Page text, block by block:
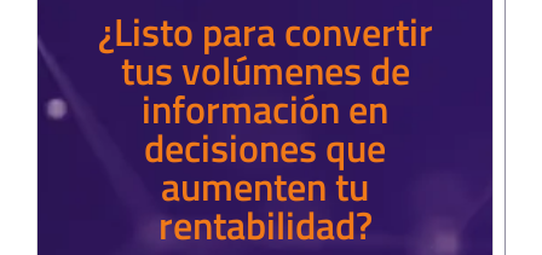
¿Listo para convertir
tus volúmenes de
información en
decisiones que
aumenten tu
rentabilidad?